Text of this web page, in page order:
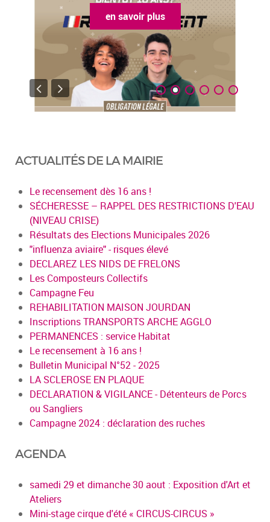
en savoir plus
ACTUALITÉS DE LA MAIRIE
Le recensement dès 16 ans !
SÉCHERESSE – RAPPEL DES RESTRICTIONS D'EAU
(NIVEAU CRISE)
Résultats des Elections Municipales 2026
"influenza aviaire" - risques élevé
DECLAREZ LES NIDS DE FRELONS
Les Composteurs Collectifs
Campagne Feu
REHABILITATION MAISON JOURDAN
Inscriptions TRANSPORTS ARCHE AGGLO
PERMANENCES : service Habitat
Le recensement à 16 ans !
Bulletin Municipal N°52 - 2025
LA SCLEROSE EN PLAQUE
DECLARATION & VIGILANCE - Détenteurs de Porcs
ou Sangliers
Campagne 2024 : déclaration des ruches
AGENDA
samedi 29 et dimanche 30 aout : Exposition d'Art et
Ateliers
Mini-stage cirque d'été « CIRCUS-CIRCUS »